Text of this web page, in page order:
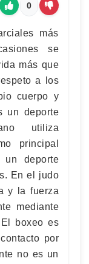
0
más
se
más que
a los
cuerpo y
un deporte
utiliza
principal
deporte
En el judo
y la fuerza
mediante
boxeo es
por
no es un